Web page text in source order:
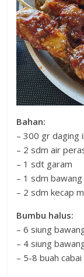
Bahan:
– 300 gr daging
– 2 sdm air
– 1 sdt garam
– 1 sdm
– 2 sdm kecap
Bumbu halus:
– 6 siung
– 4 siung
– 5-8 buah